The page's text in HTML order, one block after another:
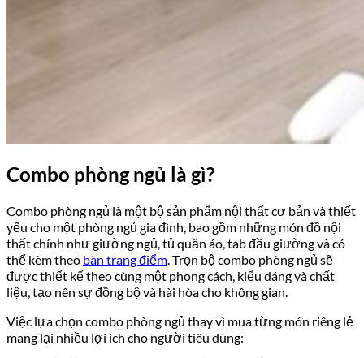
Combo phòng ngủ là gì?
Combo phòng ngủ là một bộ sản phẩm nội thất cơ bản và thiết
yếu cho một phòng ngủ gia đình, bao gồm những món đồ nội
thất chính như giường ngủ, tủ quần áo, tab đầu giường và có
thể kèm theo bàn trang điểm. Trọn bộ combo phòng ngủ sẽ
được thiết kế theo cùng một phong cách, kiểu dáng và chất
liệu, tạo nên sự đồng bộ và hài hòa cho không gian.
Việc lựa chọn combo phòng ngủ thay vì mua từng món riêng lẻ
mang lại nhiều lợi ích cho người tiêu dùng: